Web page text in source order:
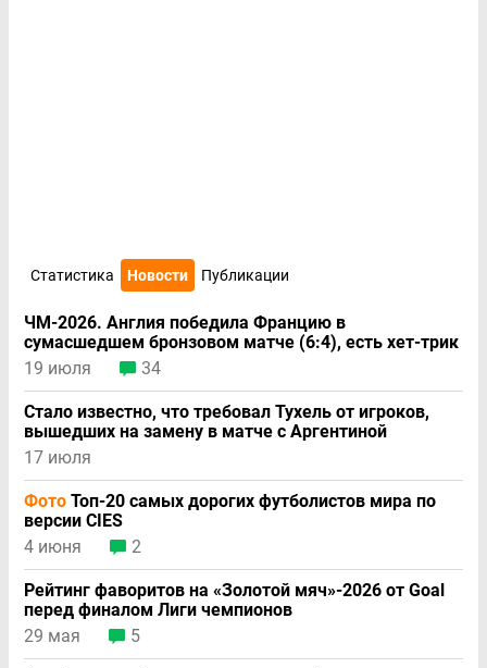
Статистика Новости Публикации
ЧМ-2026. Англия победила Францию в
сумасшедшем бронзовом матче (6:4), есть хет-трик
19 июля
34
Стало известно, что требовал Тухель от игроков,
вышедших на замену в матче с Аргентиной
17 июля
Фото Топ-20 самых дорогих футболистов мира по
версии CIES
4 июня
2
Рейтинг фаворитов на «Золотой мяч»-2026 от Goal
перед финалом Лиги чемпионов
29 мая
5